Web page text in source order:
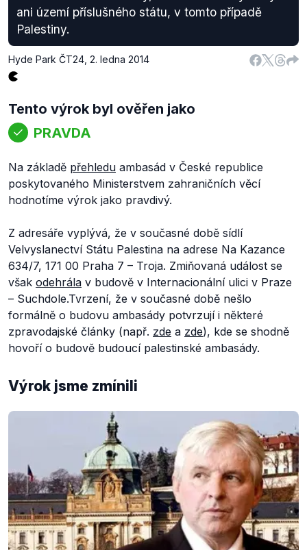
ani území příslušného státu, v tomto případě
Palestiny.
Hyde Park ČT24 2. ledna 2014
Tento výrok byl ověřen jako
PRAVDA
Na základě přehledu ambasád v České republice
poskytovaného Ministerstvem zahraničních věcí
hodnotíme výrok jako pravdivý.
Z adresáře vyplývá, že v současné době sídlí
Velvyslanectví Státu Palestina na adrese Na Kazance
634/7, 171 00 Praha 7 – Troja. Zmiňovaná událost se
však odehrála v budově v Internacionální ulici v Praze
– Suchdole.Tvrzení, že v současné době nešlo
formálně o budovu ambasády potvrzují i některé
zpravodajské články (např. zde a zde), kde se shodně
hovoří o budově budoucí palestinské ambasády.
Výrok jsme zmínili